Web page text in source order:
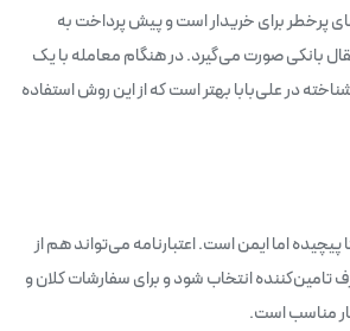
پرخطر برای خریدار است و پیش ‌پرداخت به
بانکی صورت می‌گیرد. در هنگام معامله با یک
در علی‌بابا بهتر است که از این روش استفاده
اما ایمن است. اعتبارنامه می‌تواند هم از
تامین‌کننده انتخاب شود و برای سفارشات کلان و